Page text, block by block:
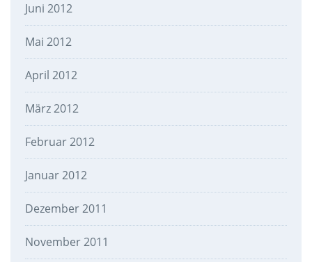
Juni 2012
Mai 2012
April 2012
März 2012
Februar 2012
Januar 2012
Dezember 2011
November 2011